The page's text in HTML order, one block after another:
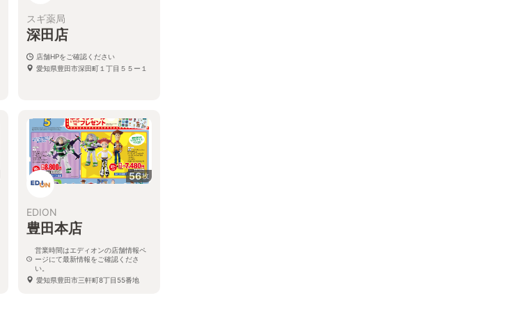
スギ薬局
深田店
店舗HPをご確認ください
愛知県豊田市深田町１丁目５５ー１
56枚
EDION
豊田本店
営業時間はエディオンの店舗情報ペ
ージにて最新情報をご確認くださ
い。
愛知県豊田市三軒町8丁目55番地